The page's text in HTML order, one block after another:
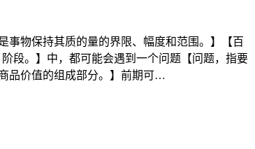
事物保持其质的量的界限、幅度和范围。】【百
段。】中，都可能会遇到一个问题【问题，指要
品价值的组成部分。】前期可…